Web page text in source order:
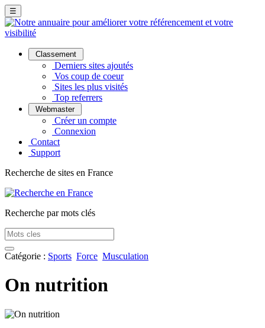
☰
Classement
Derniers sites ajoutés
Vos coup de coeur
Sites les plus visités
Top referrers
Webmaster
Créer un compte
Connexion
Contact
Support
Recherche de sites en France
Recherche par mots clés
Catégorie : Sports Force Musculation
On nutrition